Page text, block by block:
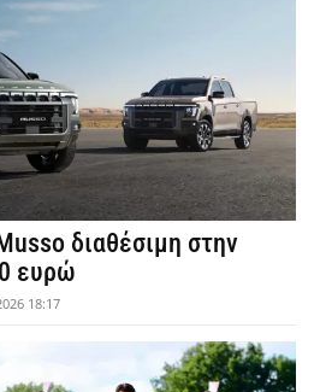
διαθέσιμη στην
ευρώ
18:17